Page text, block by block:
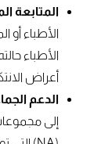
المتابعة
الأطباء أو
الأطباء
أعراض
الدعم
إلى